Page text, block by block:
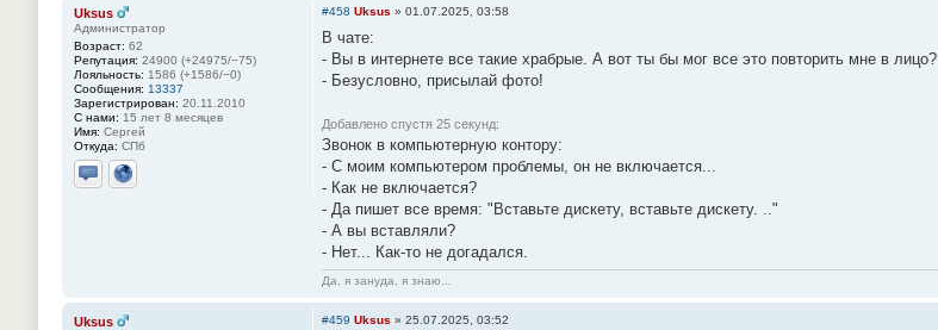
Uksus
Администратор
Возраст: 62
Репутация: 24900 (+24975/−75)
Лояльность: 1586 (+1586/−0)
Сообщения: 13337
Зарегистрирован: 20.11.2010
С нами: 15 лет 8 месяцев
Имя: Сергей
Откуда: СПб
Отправить личное сообщение
Сайт
#458 Uksus » 01.07.2025, 03:58
В чате:
- Вы в интернете все такие храбрые. А вот ты бы мог все это повторить мне в лицо?
- Безусловно, присылай фото!
Добавлено спустя 25 секунд:
Звонок в компьютерную контору:
- С моим компьютером проблемы, он не включается...
- Как не включается?
- Да пишет все время: "Вставьте дискету, вставьте дискету. .."
- А вы вставляли?
- Hет... Как-то не догадался.
Да, я зануда, я знаю...
Uksus #459 Uksus » 25.07.2025, 03:52